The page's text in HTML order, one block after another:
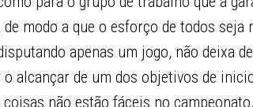
modo a que o esforço de todos seja
apenas um jogo, não deixa
alcançar de um dos objetivos de
não estão fáceis no